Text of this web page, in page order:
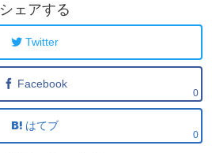
シェアする
Twitter
Facebook
0
はてブ
0